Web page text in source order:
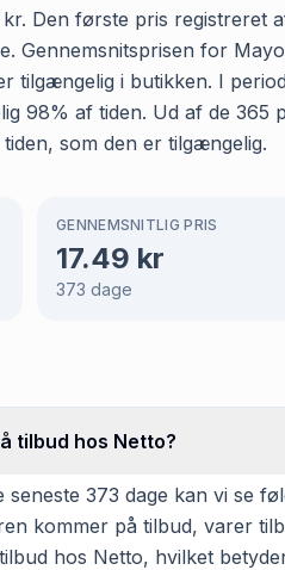
Den første pris registreret
Gennemsnitsprisen for
tilgængelig i butikken. I
98% af tiden. Ud af de
som den er tilgængelig.
GENNEMSNITLIG PRIS
17.49 kr
373 dage
tilbud hos Netto?
seneste 373 dage kan vi se
kommer på tilbud, varer
hos Netto, hvilket